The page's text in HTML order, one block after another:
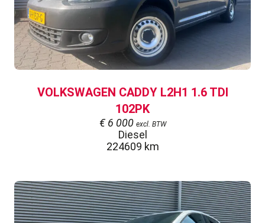
VOLKSWAGEN CADDY L2H1 1.6 TDI
102PK
€6 000 excl. BTW
Diesel
224609 km